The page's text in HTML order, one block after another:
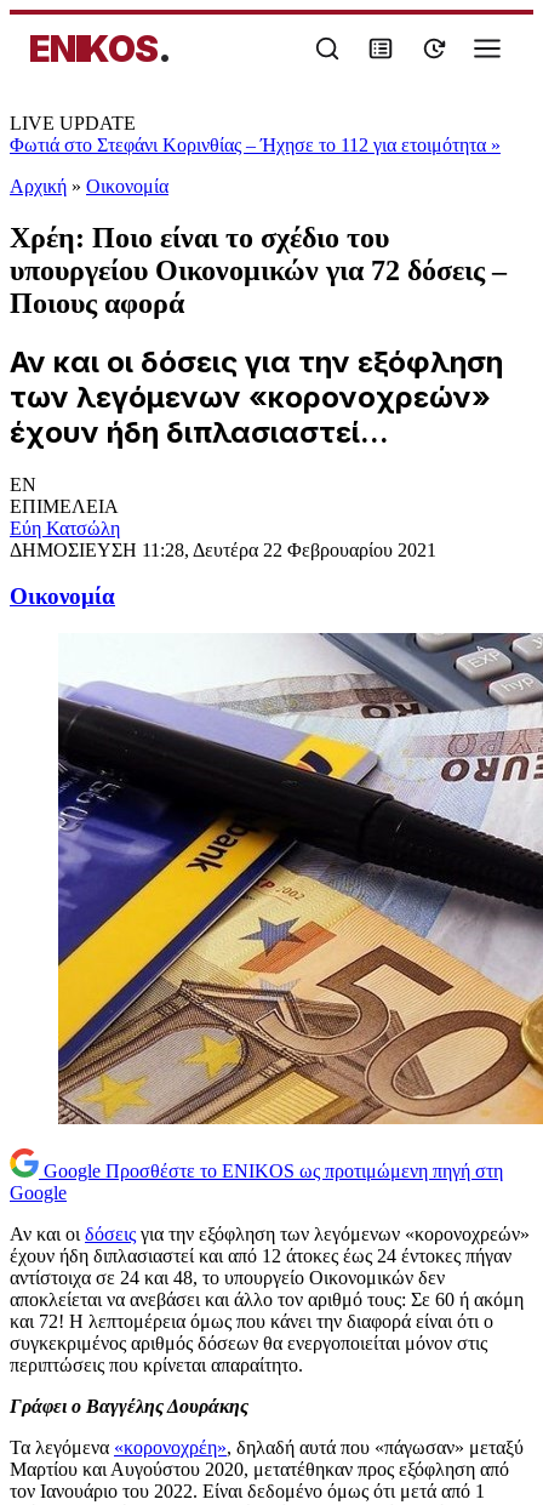
ENIKOS.
LIVE UPDATE
Φωτιά στο Στεφάνι Κορινθίας – Ήχησε το 112 για ετοιμότητα »
Αρχική » Oικονομία
Χρέη: Ποιο είναι το σχέδιο του
υπουργείου Οικονομικών για 72 δόσεις –
Ποιους αφορά
Αν και οι δόσεις για την εξόφληση
των λεγόμενων «κορονοχρεών»
έχουν ήδη διπλασιαστεί...
EN
ΕΠΙΜΕΛΕΙΑ
Εύη Κατσώλη
ΔΗΜΟΣΙΕΥΣΗ 11:28, Δευτέρα 22 Φεβρουαρίου 2021
Oικονομία
Google Προσθέστε το ENIKOS ως προτιμώμενη πηγή στη
Google
Αν και οι δόσεις για την εξόφληση των λεγόμενων «κορονοχρεών»
έχουν ήδη διπλασιαστεί και από 12 άτοκες έως 24 έντοκες πήγαν
αντίστοιχα σε 24 και 48, το υπουργείο Οικονομικών δεν
αποκλείεται να ανεβάσει και άλλο τον αριθμό τους: Σε 60 ή ακόμη
και 72! Η λεπτομέρεια όμως που κάνει την διαφορά είναι ότι ο
συγκεκριμένος αριθμός δόσεων θα ενεργοποιείται μόνον στις
περιπτώσεις που κρίνεται απαραίτητο.
Γράφει ο Βαγγέλης Δουράκης
Τα λεγόμενα «κορονοχρέη», δηλαδή αυτά που «πάγωσαν» μεταξύ
Μαρτίου και Αυγούστου 2020, μετατέθηκαν προς εξόφληση από
τον Ιανουάριο του 2022. Είναι δεδομένο όμως ότι μετά από 1